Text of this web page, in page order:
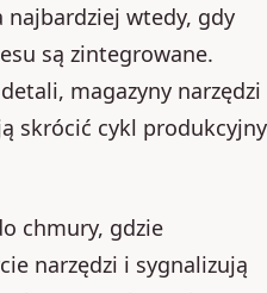
najbardziej wtedy, gdy
są zintegrowane.
magazyny narzędzi
skrócić cykl produkcyjny
chmury, gdzie
narzędzi i sygnalizują